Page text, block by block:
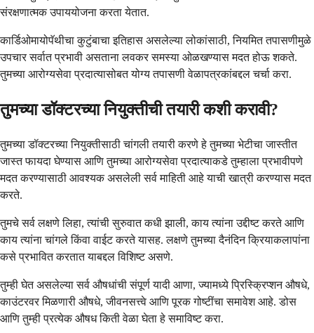
संरक्षणात्मक उपाययोजना करता येतात.
कार्डिओमायोपॅथीचा कुटुंबाचा इतिहास असलेल्या लोकांसाठी, नियमित तपासणीमुळे
उपचार सर्वात प्रभावी असताना लवकर समस्या ओळखण्यास मदत होऊ शकते.
तुमच्या आरोग्यसेवा प्रदात्यासोबत योग्य तपासणी वेळापत्रकांबद्दल चर्चा करा.
तुमच्या डॉक्टरच्या नियुक्तीची तयारी कशी करावी?
तुमच्या डॉक्टरच्या नियुक्तीसाठी चांगली तयारी करणे हे तुमच्या भेटीचा जास्तीत
जास्त फायदा घेण्यास आणि तुमच्या आरोग्यसेवा प्रदात्याकडे तुम्हाला प्रभावीपणे
मदत करण्यासाठी आवश्यक असलेली सर्व माहिती आहे याची खात्री करण्यास मदत
करते.
तुमचे सर्व लक्षणे लिहा, त्यांची सुरुवात कधी झाली, काय त्यांना उद्दीष्ट करते आणि
काय त्यांना चांगले किंवा वाईट करते यासह. लक्षणे तुमच्या दैनंदिन क्रियाकलापांना
कसे प्रभावित करतात याबद्दल विशिष्ट असणे.
तुम्ही घेत असलेल्या सर्व औषधांची संपूर्ण यादी आणा, ज्यामध्ये प्रिस्क्रिप्शन औषधे,
काउंटरवर मिळणारी औषधे, जीवनसत्त्वे आणि पूरक गोष्टींचा समावेश आहे. डोस
आणि तुम्ही प्रत्येक औषध किती वेळा घेता हे समाविष्ट करा.